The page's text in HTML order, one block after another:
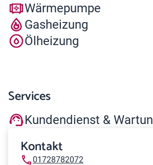
Wärmepumpe
Gasheizung
Ölheizung
Services
Kundendienst &
Kontakt
01728782072